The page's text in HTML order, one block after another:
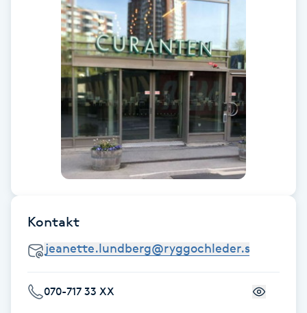
Face framing
Faceliftmassage
Fet hårbotten
Fettreducering
Fillers
Fotmassage
Kontakt
070-717 33 XX